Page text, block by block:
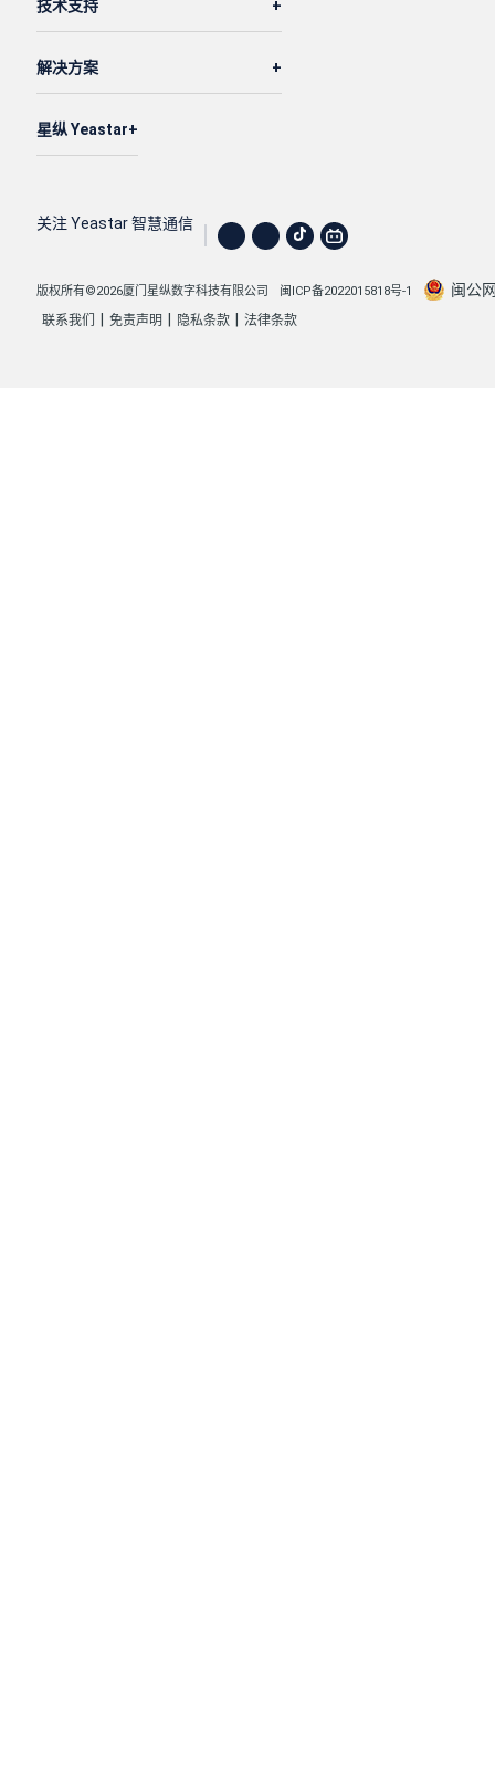
技术支持
解决方案
星纵 Yeastar
关注 Yeastar 智慧通信
版权所有©2026厦门星纵数字科技有限公司 闽ICP备2022015818号-1 闽公
联系我们 免责声明 隐私条款 法律条款